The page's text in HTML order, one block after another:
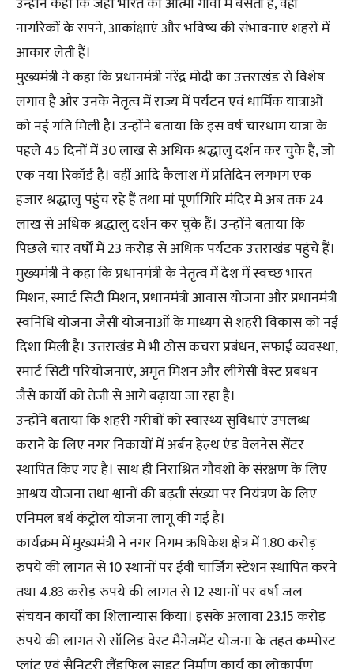
नागरिकों के सपने, आकांक्षाएं और भविष्य की संभावनाएं शहरों में
आकार लेती हैं।
मुख्यमंत्री ने कहा कि प्रधानमंत्री नरेंद्र मोदी का उत्तराखंड से विशेष
लगाव है और उनके नेतृत्व में राज्य में पर्यटन एवं धार्मिक यात्राओं
को नई गति मिली है। उन्होंने बताया कि इस वर्ष चारधाम यात्रा के
पहले 45 दिनों में 30 लाख से अधिक श्रद्धालु दर्शन कर चुके हैं, जो
एक नया रिकॉर्ड है। वहीं आदि कैलाश में प्रतिदिन लगभग एक
हजार श्रद्धालु पहुंच रहे हैं तथा मां पूर्णागिरि मंदिर में अब तक 24
लाख से अधिक श्रद्धालु दर्शन कर चुके हैं। उन्होंने बताया कि
पिछले चार वर्षों में 23 करोड़ से अधिक पर्यटक उत्तराखंड पहुंचे हैं।
मुख्यमंत्री ने कहा कि प्रधानमंत्री के नेतृत्व में देश में स्वच्छ भारत
मिशन, स्मार्ट सिटी मिशन, प्रधानमंत्री आवास योजना और प्रधानमंत्री
स्वनिधि योजना जैसी योजनाओं के माध्यम से शहरी विकास को नई
दिशा मिली है। उत्तराखंड में भी ठोस कचरा प्रबंधन, सफाई व्यवस्था,
स्मार्ट सिटी परियोजनाएं, अमृत मिशन और लीगेसी वेस्ट प्रबंधन
जैसे कार्यों को तेजी से आगे बढ़ाया जा रहा है।
उन्होंने बताया कि शहरी गरीबों को स्वास्थ्य सुविधाएं उपलब्ध
कराने के लिए नगर निकायों में अर्बन हेल्थ एंड वेलनेस सेंटर
स्थापित किए गए हैं। साथ ही निराश्रित गौवंशों के संरक्षण के लिए
आश्रय योजना तथा श्वानों की बढ़ती संख्या पर नियंत्रण के लिए
एनिमल बर्थ कंट्रोल योजना लागू की गई है।
कार्यक्रम में मुख्यमंत्री ने नगर निगम ऋषिकेश क्षेत्र में 1.80 करोड़
रुपये की लागत से 10 स्थानों पर ईवी चार्जिंग स्टेशन स्थापित करने
तथा 4.83 करोड़ रुपये की लागत से 12 स्थानों पर वर्षा जल
संचयन कार्यों का शिलान्यास किया। इसके अलावा 23.15 करोड़
रुपये की लागत से सॉलिड वेस्ट मैनेजमेंट योजना के तहत कम्पोस्ट